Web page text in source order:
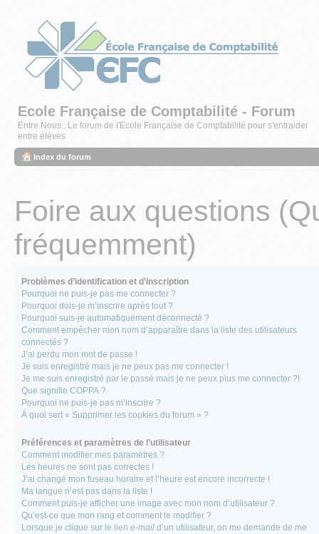
Ecole Française de Comptabilité - Forum
Entre Nous : Le forum de l'Ecole Française de Comptabilité pour s'entraider
entre élèves
Index du forum
Foire aux questions
fréquemment)
Problèmes d’identification et d’inscription
Pourquoi ne puis-je pas me connecter ?
Pourquoi dois-je m’inscrire après tout ?
Pourquoi suis-je automatiquement déconnecté ?
Comment empêcher mon nom d’apparaître dans la liste des utilisateurs
connectés ?
J’ai perdu mon mot de passe !
Je suis enregistré mais je ne peux pas me connecter !
Je me suis enregistré par le passé mais je ne peux plus me connecter ?!
Que signifie COPPA ?
Pourquoi ne puis-je pas m’inscrire ?
À quoi sert « Supprimer les cookies du forum » ?
Préférences et paramètres de l’utilisateur
Comment modifier mes paramètres ?
Les heures ne sont pas correctes !
J’ai changé mon fuseau horaire et l’heure est encore incorrecte !
Ma langue n’est pas dans la liste !
Comment puis-je afficher une image avec mon nom d’utilisateur ?
Qu’est-ce que mon rang et comment le modifier ?
Lorsque je clique sur le lien e-mail d’un utilisateur, on me demande de me